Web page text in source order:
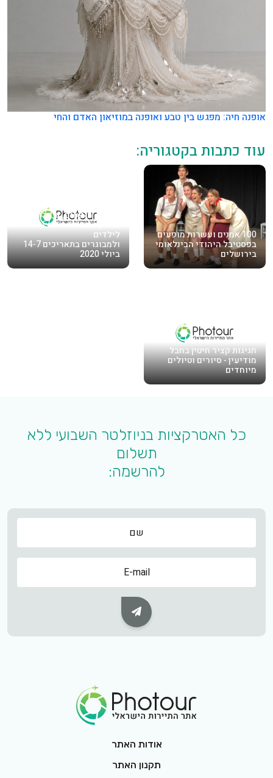
אופנה חיה: מפגש בין טבע ואופנה במוזיאון האדם והחי
עוד כתבות בקטגוריה:
100 אמנים ועשרות מופעים
בפסטיבל היהודי הבינלאומי
בירושלים
סרטים, מופעים, אופרה,
מוזיקה, סטנדאפ והצגות
לילדים
ולמבוגרים בתאריכים 14-7
ביולי 2020
חגיגות קציר חיטין בחבל
מודיעין - סיורים וטיולים
מיוחדים
כל האטרקציות בניוזלטר השבועי ללא
תשלום
להרשמה:
שם
שם
Subscribe Button
אודות האתר
תקנון האתר